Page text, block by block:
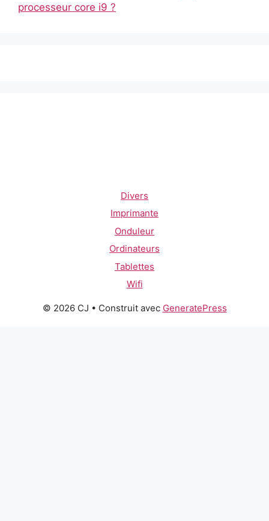
processeur core i9 ?
Divers
Imprimante
Onduleur
Ordinateurs
Tablettes
Wifi
© 2026 CJ • Construit avec GeneratePress